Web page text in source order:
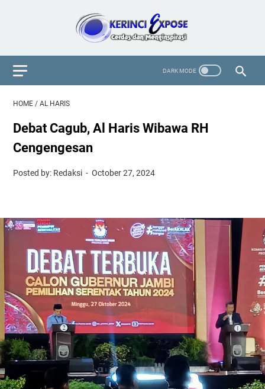
HOME / AL HARIS
Debat Cagub, Al Haris Wibawa RH
Cengengesan
Posted by: Redaksi October 27, 2024